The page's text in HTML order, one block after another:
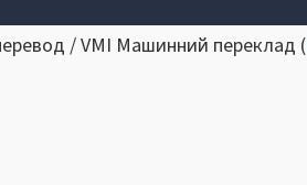
/ VMI Машинний переклад (